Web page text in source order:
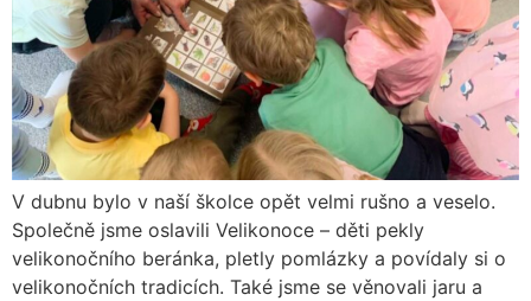
V dubnu bylo v naší školce opět velmi rušno a veselo.
Společně jsme oslavili Velikonoce – děti pekly
velikonočního beránka, pletly pomlázky a povídaly si o
velikonočních tradicích. Také jsme se věnovali jaru a